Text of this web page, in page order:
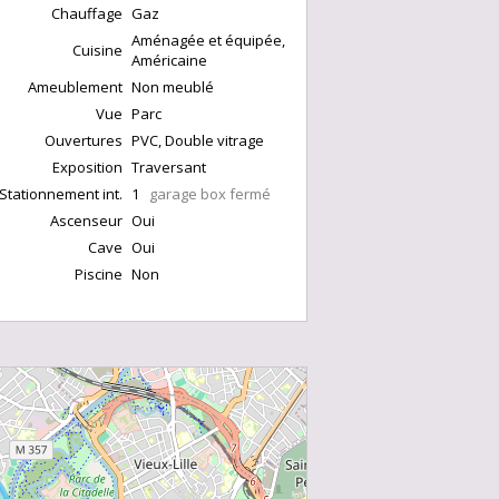
Chauffage Gaz
Cuisine Aménagée et équipée,
Américaine
Ameublement Non meublé
Vue Parc
Ouvertures PVC, Double vitrage
Exposition Traversant
Stationnement int. 1
garage box fermé
Ascenseur Oui
Cave Oui
Piscine Non